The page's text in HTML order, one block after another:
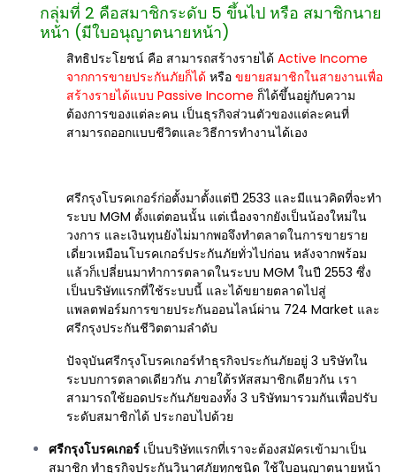
กลุ่มที่ 2 คือสมาชิกระดับ 5 ขึ้นไป หรือ สมาชิกนาย
หน้า (มีใบอนุญาตนายหน้า)
สิทธิประโยชน์ คือ สามารถสร้างรายได้ Active Income
จากการขายประกันภัยก็ได้ หรือ ขยายสมาชิกในสายงานเพื่อ
สร้างรายได้แบบ Passive Income ก็ได้ขึ้นอยู่กับความ
ต้องการของแต่ละคน เป็นธุรกิจส่วนตัวของแต่ละคนที่
สามารถออกแบบชีวิตและวิธีการทำงานได้เอง
ศรีกรุงโบรคเกอร์ก่อตั้งมาตั้งแต่ปี 2533 และมีแนวคิดที่จะทำ
ระบบ MGM ตั้งแต่ตอนนั้น แต่เนื่องจากยังเป็นน้องใหม่ใน
วงการ และเงินทุนยังไม่มากพอจึงทำตลาดในการขายราย
เดี่ยวเหมือนโบรคเกอร์ประกันภัยทั่วไปก่อน หลังจากพร้อม
แล้วก็เปลี่ยนมาทำการตลาดในระบบ MGM ในปี 2553 ซึ่ง
เป็นบริษัทแรกที่ใช้ระบบนี้ และได้ขยายตลาดไปสู่
แพลตฟอร์มการขายประกันออนไลน์ผ่าน 724 Market และ
ศรีกรุงประกันชีวิตตามลำดับ
ปัจจุบันศรีกรุงโบรคเกอร์ทำธุรกิจประกันภัยอยู่ 3 บริษัทใน
ระบบการตลาดเดียวกัน ภายใต้รหัสสมาชิกเดียวกัน เรา
สามารถใช้ยอดประกันภัยของทั้ง 3 บริษัทมารวมกันเพื่อปรับ
ระดับสมาชิกได้ ประกอบไปด้วย
ศรีกรุงโบรคเกอร์ เป็นบริษัทแรกที่เราจะต้องสมัครเข้ามาเป็น
สมาชิก ทำธุรกิจประกันวินาศภัยทุกชนิด ใช้ใบอนุญาตนายหน้า